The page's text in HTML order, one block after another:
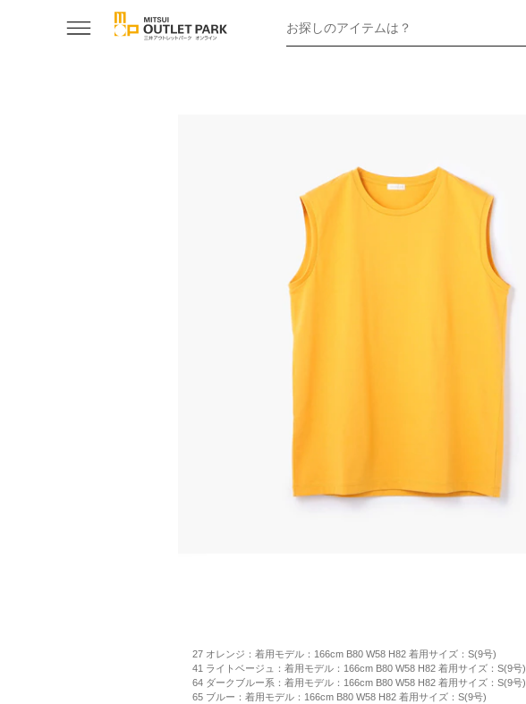
お探しのアイテムは？
27 オレンジ：着用モデル：166cm B80 W58 H82 着用サイズ：S(9号)
41 ライトベージュ：着用モデル：166cm B80 W58 H82 着用サイズ：S(9号)
64 ダークブルー系：着用モデル：166cm B80 W58 H82 着用サイズ：S(9号)
65 ブルー：着用モデル：166cm B80 W58 H82 着用サイズ：S(9号)